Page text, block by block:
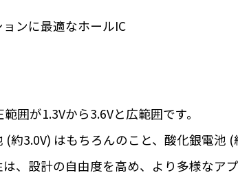
ンに最適なホールIC
囲が1.3Vから3.6Vと広範囲です。
約3.0V) はもちろんのこと、酸化銀電池
、設計の自由度を高め、より多様なア